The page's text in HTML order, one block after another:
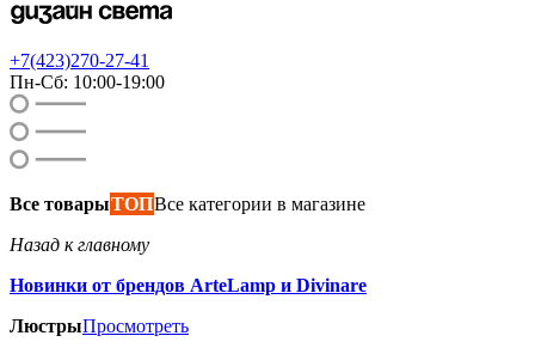
+7(423)270-27-41
Пн-Сб: 10:00-19:00
Все товарыТОПВсе категории в магазине
Назад к главному
Новинки от брендов ArteLamp и Divinare
ЛюстрыПросмотреть